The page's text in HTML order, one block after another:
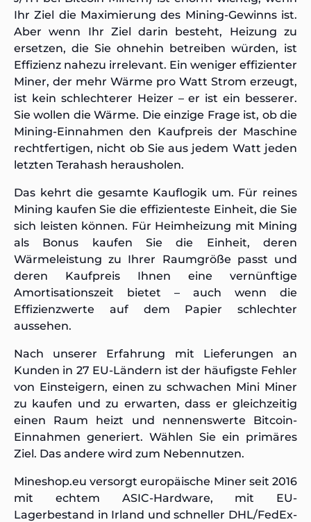
Ihr Ziel die Maximierung des Mining-Gewinns ist.
Aber wenn Ihr Ziel darin besteht, Heizung zu
ersetzen, die Sie ohnehin betreiben würden, ist
Effizienz nahezu irrelevant. Ein weniger effizienter
Miner, der mehr Wärme pro Watt Strom erzeugt,
ist kein schlechterer Heizer – er ist ein besserer.
Sie wollen die Wärme. Die einzige Frage ist, ob die
Mining-Einnahmen den Kaufpreis der Maschine
rechtfertigen, nicht ob Sie aus jedem Watt jeden
letzten Terahash herausholen.
Das kehrt die gesamte Kauflogik um. Für reines
Mining kaufen Sie die effizienteste Einheit, die Sie
sich leisten können. Für Heimheizung mit Mining
als Bonus kaufen Sie die Einheit, deren
Wärmeleistung zu Ihrer Raumgröße passt und
deren Kaufpreis Ihnen eine vernünftige
Amortisationszeit bietet – auch wenn die
Effizienzwerte auf dem Papier schlechter
aussehen.
Nach unserer Erfahrung mit Lieferungen an
Kunden in 27 EU-Ländern ist der häufigste Fehler
von Einsteigern, einen zu schwachen Mini Miner
zu kaufen und zu erwarten, dass er gleichzeitig
einen Raum heizt und nennenswerte Bitcoin-
Einnahmen generiert. Wählen Sie ein primäres
Ziel. Das andere wird zum Nebennutzen.
Mineshop.eu versorgt europäische Miner seit 2016
mit echtem ASIC-Hardware, mit EU-
Lagerbestand in Irland und schneller DHL/FedEx-